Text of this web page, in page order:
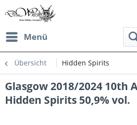
Menü
Übersicht Hidden Spirits
Glasgow 2018/2024 10th
Hidden Spirits 50,9% vol.